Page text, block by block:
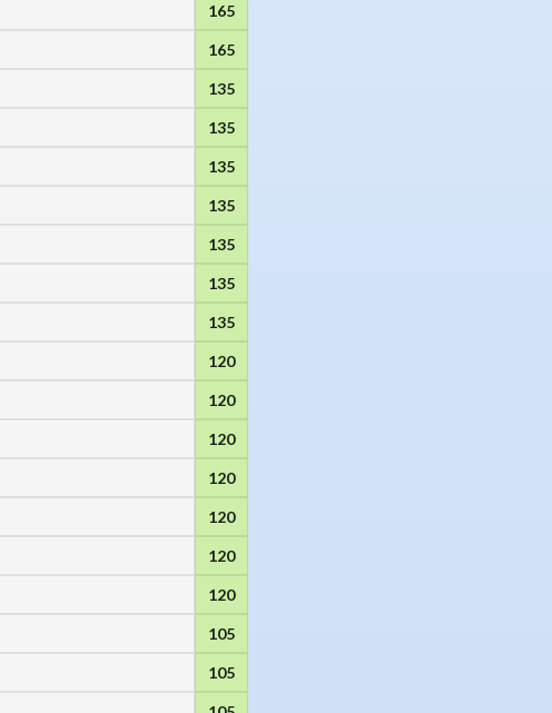
165
165
135
135
135
135
135
135
135
120
120
120
120
120
120
120
105
105